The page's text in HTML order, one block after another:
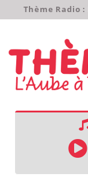
Thème Radio :